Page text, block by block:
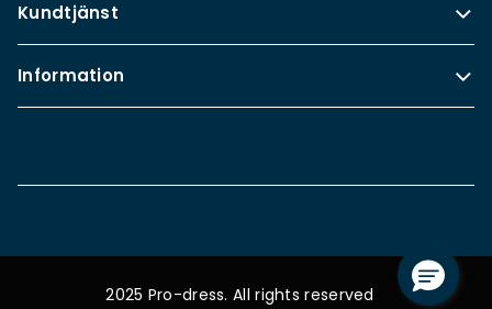
Kundtjänst
Information
2025 Pro-dress. All rights reserved